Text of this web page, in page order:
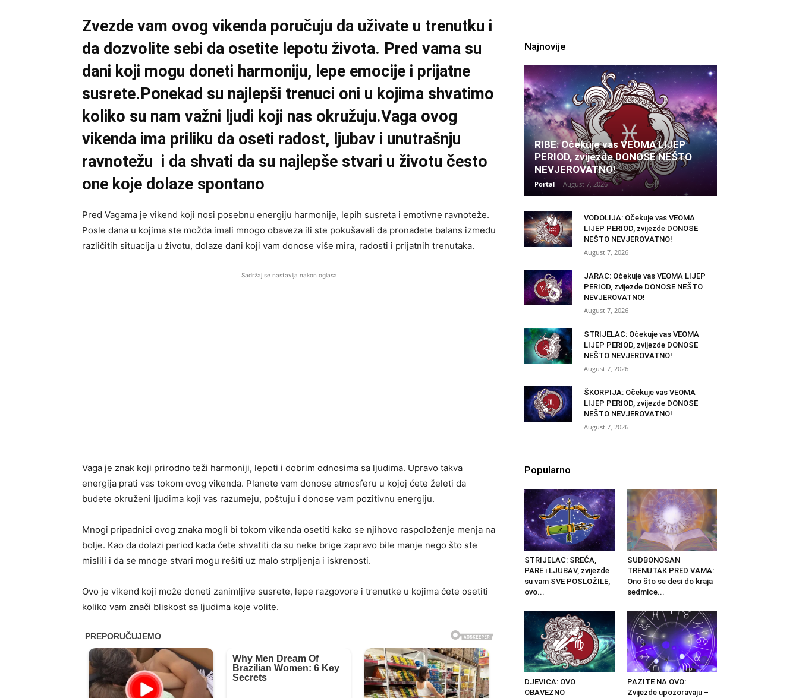
Zvezde vam ovog vikenda poručuju da uživate u trenutku i
da dozvolite sebi da osetite lepotu života. Pred vama su
dani koji mogu doneti harmoniju, lepe emocije i prijatne
susrete.Ponekad su najlepši trenuci oni u kojima shvatimo
koliko su nam važni ljudi koji nas okružuju.Vaga ovog
vikenda ima priliku da oseti radost, ljubav i unutrašnju
ravnotežu i da shvati da su najlepše stvari u životu često
one koje dolaze spontano
Pred Vagama je vikend koji nosi posebnu energiju harmonije, lepih susreta i emotivne ravnoteže.
Posle dana u kojima ste možda imali mnogo obaveza ili ste pokušavali da pronađete balans između
različitih situacija u životu, dolaze dani koji vam donose više mira, radosti i prijatnih trenutaka.
Sadržaj se nastavlja nakon oglasa
Vaga je znak koji prirodno teži harmoniji, lepoti i dobrim odnosima sa ljudima. Upravo takva
energija prati vas tokom ovog vikenda. Planete vam donose atmosferu u kojoj ćete želeti da
budete okruženi ljudima koji vas razumeju, poštuju i donose vam pozitivnu energiju.
Mnogi pripadnici ovog znaka mogli bi tokom vikenda osetiti kako se njihovo raspoloženje menja na
bolje. Kao da dolazi period kada ćete shvatiti da su neke brige zapravo bile manje nego što ste
mislili i da se mnoge stvari mogu rešiti uz malo strpljenja i iskrenosti.
Ovo je vikend koji može doneti zanimljive susrete, lepe razgovore i trenutke u kojima ćete osetiti
koliko vam znači bliskost sa ljudima koje volite.
Najnovije
RIBE: Očekuje vas VEOMA LIJEP
PERIOD, zvijezde DONOSE NEŠTO
NEVJEROVATNO!
Portal - August 7, 2026
VODOLIJA: Očekuje vas VEOMA
LIJEP PERIOD, zvijezde DONOSE
NEŠTO NEVJEROVATNO!
August 7, 2026
JARAC: Očekuje vas VEOMA LIJEP
PERIOD, zvijezde DONOSE NEŠTO
NEVJEROVATNO!
August 7, 2026
STRIJELAC: Očekuje vas VEOMA
LIJEP PERIOD, zvijezde DONOSE
NEŠTO NEVJEROVATNO!
August 7, 2026
ŠKORPIJA: Očekuje vas VEOMA
LIJEP PERIOD, zvijezde DONOSE
NEŠTO NEVJEROVATNO!
August 7, 2026
Popularno
STRIJELAC: SREĆA,
PARE i LJUBAV, zvijezde
su vam SVE POSLOŽILE,
ovo...
SUDBONOSAN
TRENUTAK PRED VAMA:
Ono što se desi do kraja
sedmice...
DJEVICA: OVO
OBAVEZNO
PAZITE NA OVO:
Zvijezde upozoravaju –